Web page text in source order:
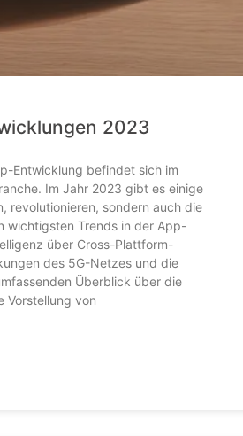
2023
Entwicklung befindet sich im
Im Jahr 2023 gibt es einige
revolutionieren, sondern auch die
wichtigsten Trends in der App-
über Cross-Plattform-
des 5G-Netzes und die
Überblick über die
Vorstellung von